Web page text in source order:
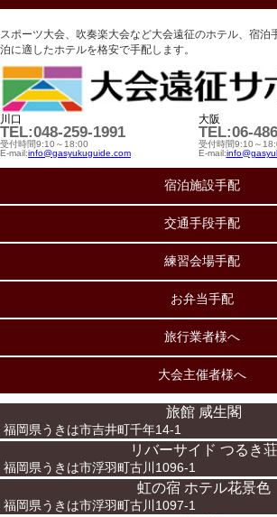
スポーツ大会、吹奏楽大会など大会遠征のホテル、宿泊
泊に適したホテルを格安で手配します。
川口
TEL:048-259-1991
受付時間9:10～18:00
E-mail:info@gasyukuguide.com
大阪
TEL:06-
受付時間9:10～
E-mail:
宿泊施設手配
交通手段手配
練習会場手配
お弁当手配
旅行業者様へ
大会主催者様へ
旅館 咸生閣
福岡県うきは市吉井町千年14-1
リバーサイド つるき荘
福岡県うきは市浮羽町古川1096-1
虹の宿 ホテル花景色
福岡県うきは市浮羽町古川1097-1